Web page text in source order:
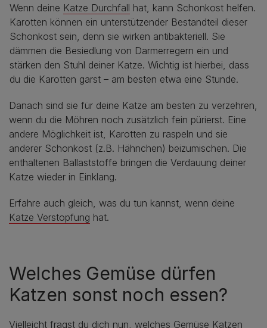
Wenn deine Katze Durchfall hat, kann Schonkost helfen.
Karotten können ein unterstützender Bestandteil dieser
Schonkost sein, denn sie wirken antibakteriell. Sie
dämmen die Besiedlung von Darmerregern ein und
stärken den Stuhl deiner Katze. Wichtig ist hierbei, dass
du die Karotten garst – am besten etwa eine Stunde.
Danach sind sie für deine Katze am besten zu verzehren,
wenn du die Möhren noch zusätzlich fein pürierst. Eine
andere Möglichkeit ist, Karotten zu raspeln und sie
anderer Schonkost (z.B. Hähnchen) beizumischen. Die
enthaltenen Ballaststoffe bringen die Verdauung deiner
Katze wieder in Einklang.
Erfahre auch gleich, was du tun kannst, wenn deine
Katze Verstopfung hat.
Welches Gemüse dürfen
Katzen sonst noch essen?
Vielleicht fragst du dich nun, welches Gemüse Katzen